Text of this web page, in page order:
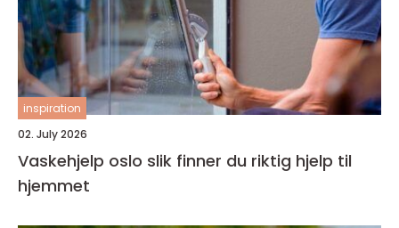
inspiration
02. July 2026
Vaskehjelp oslo slik finner du riktig hjelp til
hjemmet